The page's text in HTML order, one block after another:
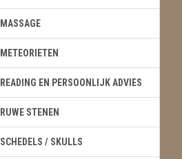
MASSAGE
METEORIETEN
READING EN PERSOONLIJK ADVIES
RUWE STENEN
SCHEDELS / SKULLS